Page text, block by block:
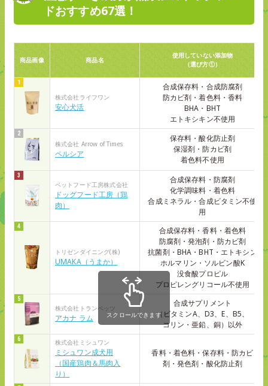
ドおすすめ67選！
商品画像 商品名
使用していない添加物
（選び方①）
株式会社ライフワン
安心犬活
合成保存料・合成防腐剤
防カビ剤・着色料・香料
BHA・BHT
エトキシキン不使用
株式会社 Arrow of Times
ペルシア
保存料・酸化防止剤
保湿剤・防カビ剤
着色料不使用
ペットフード工房株式会社
ドッグフード工房（鶏
肉）
合成保存料・防腐剤
化学調味料・着色料
合成ミネラル・合成ビタミン不使
用
トリゼンダイニング(株)
UMAKA（うまか）
合成保存料・香料・着色料
防腐剤・発泡剤・防カビ剤
抗菌剤・BHA・BHT・エトキシン
ホルマリン・ソルビン酸K
没食酸プロピル
プロピレングリコール不使用
株式会社トランペッツ
アカナ ラム
合成サプリメント
（ビタミンA、D3、E、B5、
コリン・亜鉛、銅）以外
株式会社ミシュワン
ミシュワン成犬用
（国産鶏肉＆馬肉入
り）
香料・着色料・保存料・防カビ
剤・発色剤・酸化防止剤